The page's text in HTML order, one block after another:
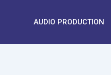
AUDIO PRODUCTION